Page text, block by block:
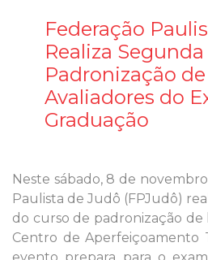
Federação
Realiza
Padronização
Avaliadores do
Graduação
Neste sábado, 8 de
Paulista de Judô (FPJudô)
do curso de padronização de
Centro de Aperfeiçoamento